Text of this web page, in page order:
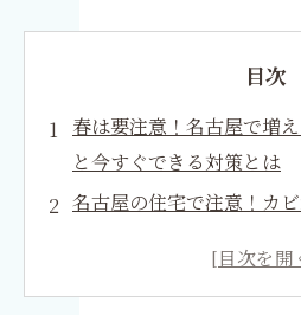
目次
春は要注意！名古屋で増
と今すぐできる対策とは
名古屋の住宅で注意！カ